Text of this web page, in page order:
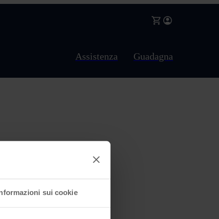
sui cookie
Assistenza Guadagna